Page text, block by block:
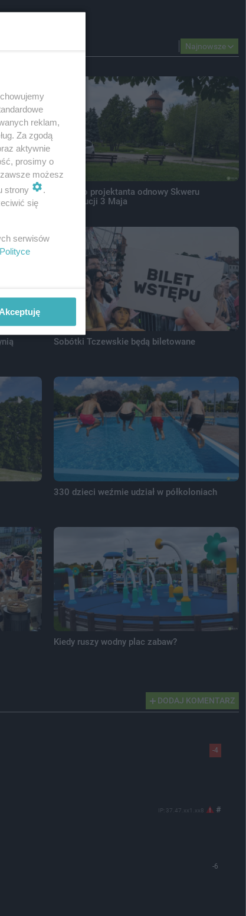
Najnowsze
Wybrano projektanta odnowy Skweru
Konstytucji 3 Maja
Sobótki Tczewskie będą biletowane
330 dzieci weźmie udział w półkoloniach
Kiedy ruszy wodny plac zabaw?
DODAJ KOMENTARZ
-4
IP: 37.47.xx1.xx8 #
-6
reklam,
Za zgodą
aktywnie
prosimy o
możesz
strony
.
się
serwisów
Polityce
Akceptuję